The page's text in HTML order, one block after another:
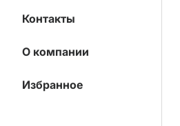
Контакты
О компании
Избранное